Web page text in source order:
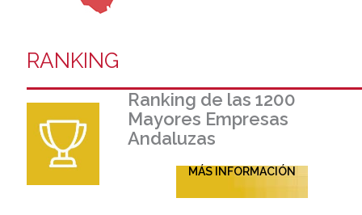
RANKING
Ranking de las 1200
Mayores Empresas
Andaluzas
MÁS INFORMACIÓN